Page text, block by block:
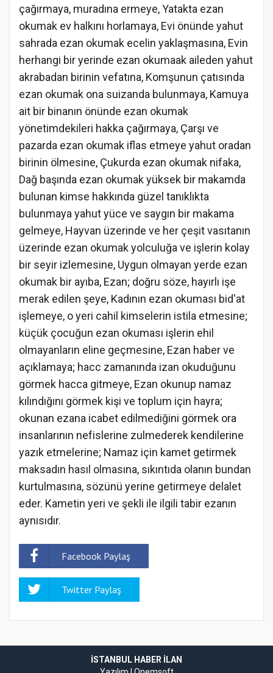
çağırmaya, muradına ermeye, Yatakta ezan
okumak ev halkını horlamaya, Evi önünde yahut
sahrada ezan okumak ecelin yaklaşmasına, Evin
herhangi bir yerinde ezan okumaak aileden yahut
akrabadan birinin vefatına, Komşunun çatısında
ezan okumak ona suizanda bulunmaya, Kamuya
ait bir binanın önünde ezan okumak
yönetimdekileri hakka çağırmaya, Çarşı ve
pazarda ezan okumak iflas etmeye yahut oradan
birinin ölmesine, Çukurda ezan okumak nifaka,
Dağ başında ezan okumak yüksek bir makamda
bulunan kimse hakkında güzel tanıklıkta
bulunmaya yahut yüce ve saygın bir makama
gelmeye, Hayvan üzerinde ve her çeşit vasıtanın
üzerinde ezan okumak yolculuğa ve işlerin kolay
bir seyir izlemesine, Uygun olmayan yerde ezan
okumak bir ayıba, Ezan; doğru söze, hayırlı işe
merak edilen şeye, Kadının ezan okuması bid'at
işlemeye, o yeri cahil kimselerin istila etmesine;
küçük çocuğun ezan okuması işlerin ehil
olmayanların eline geçmesine, Ezan haber ve
açıklamaya; hacc zamanında izan okuduğunu
görmek hacca gitmeye, Ezan okunup namaz
kılındığını görmek kişi ve toplum için hayra;
okunan ezana icabet edilmediğini görmek ora
insanlarının nefislerine zulmederek kendilerine
yazık etmelerine; Namaz için kamet getirmek
maksadın hasıl olmasına, sıkıntıda olanın bundan
kurtulmasına, sözünü yerine getirmeye delalet
eder. Kametin yeri ve şekli ile ilgili tabir ezanın
aynısıdır.
Facebook Paylaş
Twitter Paylaş
İSTANBUL HABER İLAN